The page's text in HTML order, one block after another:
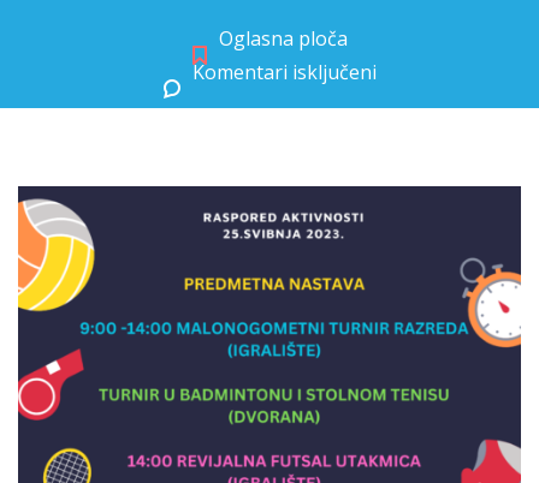
Oglasna ploča
Komentari isključeni